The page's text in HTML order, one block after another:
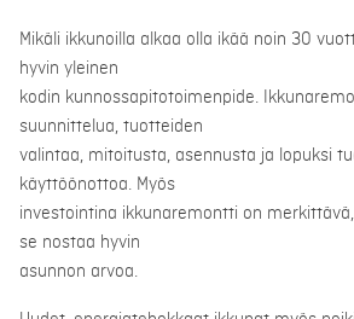
Mikäli ikkunoilla alkaa olla ikää noin 30
hyvin yleinen
kodin kunnossapitotoimenpide.
suunnittelua, tuotteiden
valintaa, mitoitusta, asennusta ja lopuksi
käyttöönottoa. Myös
investointina ikkunaremontti on
se nostaa hyvin
asunnon arvoa.